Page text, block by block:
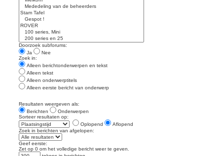
Doorzoek subforums:
Ja
Nee
Zoek in:
Alleen berichtonderwerpen en tekst
Alleen tekst
Alleen onderwerptitels
Alleen eerste bericht van onderwerp
Resultaten weergeven als:
Berichten
Onderwerpen
Sorteer resultaten op:
Oplopend
Aflopend
Zoek in berichten van afgelopen:
Geef eerste:
Zet op 0 om het volledige bericht weer te geven.